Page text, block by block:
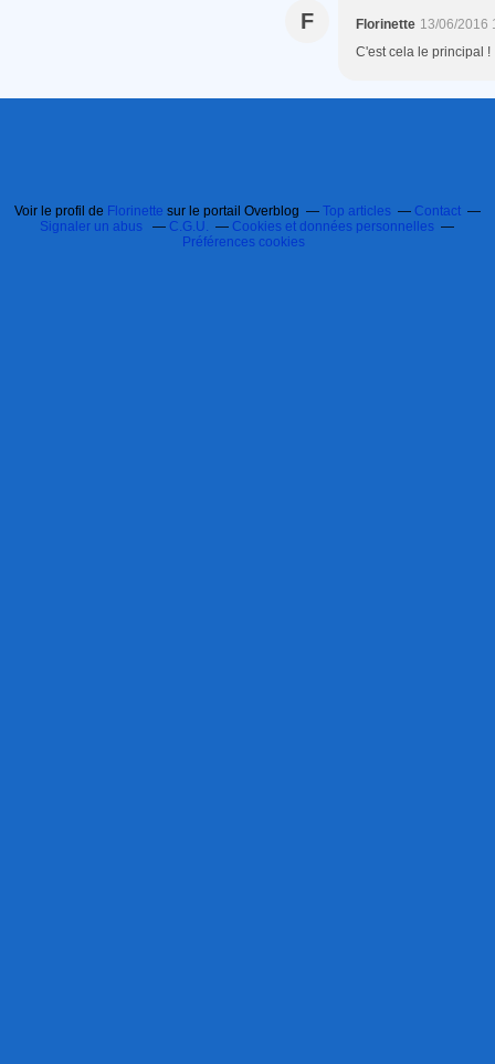
F Florinette 13/06/2016
C'est cela le principal !
Voir le profil de Florinette sur le portail Overblog Top articles
Contact
Signaler un abus
C.G.U.
Cookies et données personnelles
Préférences cookies